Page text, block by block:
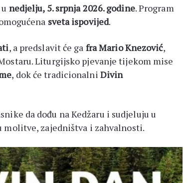
nedjelju, 5. srpnja 2026. godine. Program
sveta ispovijed.
, a predslavit će ga fra Mario Knezović,
Liturgijsko pjevanje tijekom mise
, dok će tradicionalni Divin
da dođu na Kedžaru i sudjeluju u
molitve, zajedništva i zahvalnosti.